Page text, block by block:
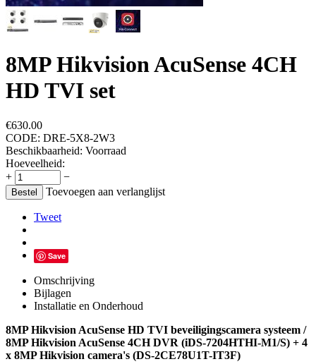
8MP Hikvision AcuSense 4CH
HD TVI set
€630.00
CODE: DRE-5X8-2W3
Beschikbaarheid: Voorraad
Hoeveelheid:
+
−
Bestel Toevoegen aan verlanglijst
Tweet
Save
Omschrijving
Bijlagen
Installatie en Onderhoud
8MP Hikvision AcuSense HD TVI beveiligingscamera systeem /
8MP Hikvision AcuSense 4CH DVR (iDS-7204HTHI-M1/S) + 4
x 8MP Hikvision camera's (DS-2CE78U1T-IT3F)